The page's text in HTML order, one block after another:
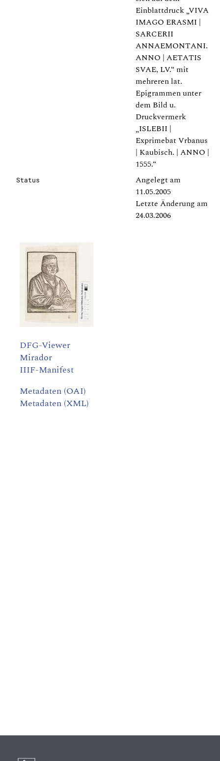
Einblattdruck „VIVA
IMAGO ERASMI |
SARCERII
ANNAEMONTANI.
ANNO | AETATIS
SVAE, LV.“ mit
mehreren lat.
Epigrammen unter
dem Bild u.
Druckvermerk
„ISLEBII |
Exprimebat Vrbanus
| Kaubisch. | ANNO |
1555.“
Status
Angelegt am
11.05.2005
Letzte Änderung am
24.03.2006
DFG-Viewer
Mirador
IIIF-Manifest
Metadaten (OAI)
Metadaten (XML)